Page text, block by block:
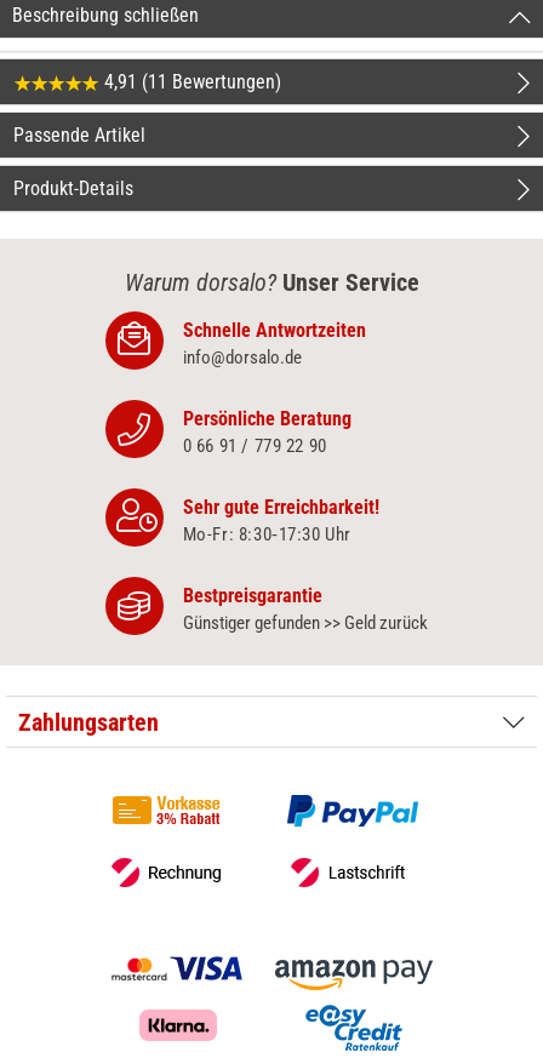
Beschreibung schließen
4,91 (11 Bewertungen)
Passende Artikel
Produkt-Details
Warum dorsalo? Unser Service
Schnelle Antwortzeiten
info@dorsalo.de
Persönliche Beratung
0 66 91 / 779 22 90
Sehr gute Erreichbarkeit!
Mo-Fr: 8:30‑17:30 Uhr
Bestpreisgarantie
Günstiger gefunden >> Geld zurück
Zahlungsarten